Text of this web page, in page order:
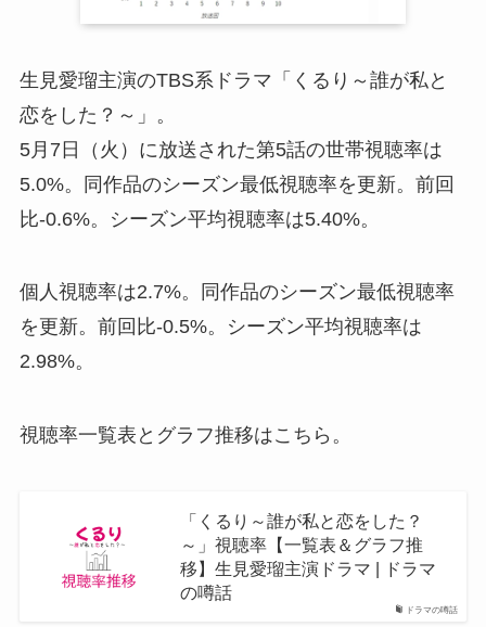
生見愛瑠主演のTBS系ドラマ「くるり～誰が私と
恋をした？～」。
5月7日（火）に放送された第5話の世帯視聴率は
5.0%。同作品のシーズン最低視聴率を更新。前回
比-0.6%。シーズン平均視聴率は5.40%。
個人視聴率は2.7%。同作品のシーズン最低視聴率
を更新。前回比-0.5%。シーズン平均視聴率は
2.98%。
視聴率一覧表とグラフ推移はこちら。
ドラマの噂話
「くるり～誰が私と恋をした？
～」視聴率【一覧表＆グラフ推
移】生見愛瑠主演ドラマ | ドラマ
の噂話